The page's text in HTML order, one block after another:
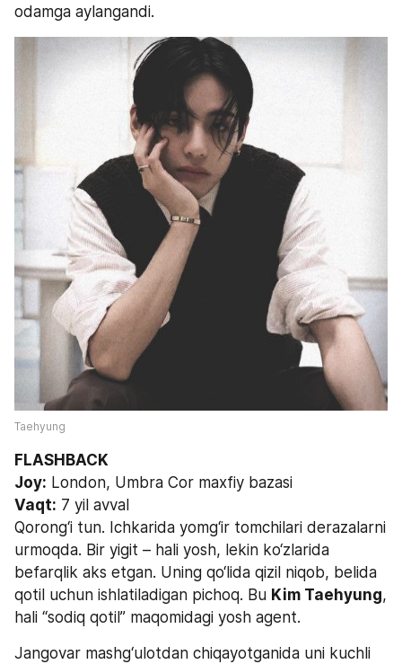
odamga aylangandi.
Taehyung
FLASHBACK
Joy: London, Umbra Cor maxfiy bazasi
Vaqt: 7 yil avval
Qorong‘i tun. Ichkarida yomg‘ir tomchilari derazalarni
urmoqda. Bir yigit – hali yosh, lekin ko‘zlarida
befarqlik aks etgan. Uning qo‘lida qizil niqob, belida
qotil uchun ishlatiladigan pichoq. Bu Kim Taehyung,
hali “sodiq qotil” maqomidagi yosh agent.
Jangovar mashg‘ulotdan chiqayotganida uni kuchli